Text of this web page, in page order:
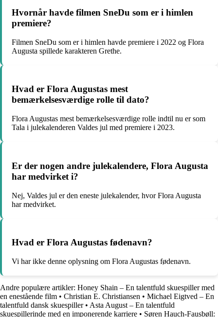
Hvornår havde filmen SneDu som er i himlen
premiere?
Filmen SneDu som er i himlen havde premiere i 2022 og Flora
Augusta spillede karakteren Grethe.
Hvad er Flora Augustas mest
bemærkelsesværdige rolle til dato?
Flora Augustas mest bemærkelsesværdige rolle indtil nu er som
Tala i julekalenderen Valdes jul med premiere i 2023.
Er der nogen andre julekalendere, Flora Augusta
har medvirket i?
Nej, Valdes jul er den eneste julekalender, hvor Flora Augusta
har medvirket.
Hvad er Flora Augustas fødenavn?
Vi har ikke denne oplysning om Flora Augustas fødenavn.
Andre populære artikler: Honey Shain – En talentfuld skuespiller med
en enestående film • Christian E. Christiansen • Michael Eigtved – En
talentfuld dansk skuespiller• Asta August – En talentfuld
skuespillerinde med en imponerende karriere • Søren Hauch-Fausbøll: